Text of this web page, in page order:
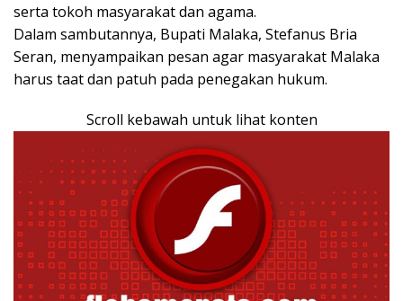
serta tokoh masyarakat dan agama.
Dalam sambutannya, Bupati Malaka, Stefanus Bria
Seran, menyampaikan pesan agar masyarakat Malaka
harus taat dan patuh pada penegakan hukum.
Scroll kebawah untuk lihat konten